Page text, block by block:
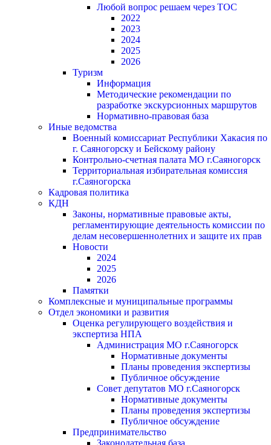
Любой вопрос решаем через ТОС
2022
2023
2024
2025
2026
Туризм
Информация
Методические рекомендации по
разработке экскурсионных маршрутов
Нормативно-правовая база
Иные ведомства
Военный комиссариат Республики Хакасия по
г. Саяногорску и Бейскому району
Контрольно-счетная палата МО г.Саяногорск
Территориальная избирательная комиссия
г.Саяногорска
Кадровая политика
КДН
Законы, нормативные правовые акты,
регламентирующие деятельность комиссии по
делам несовершеннолетних и защите их прав
Новости
2024
2025
2026
Памятки
Комплексные и муниципальные программы
Отдел экономики и развития
Оценка регулирующего воздействия и
экспертиза НПА
Администрация МО г.Саяногорск
Нормативные документы
Планы проведения экспертизы
Публичное обсуждение
Совет депутатов МО г.Саяногорск
Нормативные документы
Планы проведения экспертизы
Публичное обсуждение
Предпринимательство